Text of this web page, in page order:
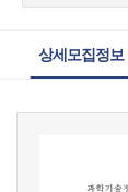
상세모집정보